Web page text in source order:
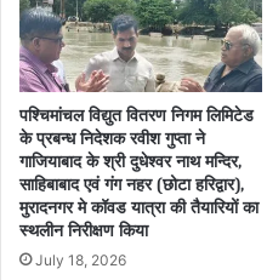
पश्चिमांचल विद्युत वितरण निगम लिमिटेड
के प्रबन्ध निदेशक रवीश गुप्ता ने
गाजियाबाद के श्री दुधेश्वर नाथ मन्दिर,
साहिबाबाद एवं गंग नहर (छोटा हरिद्वार),
मुरादनगर मे कॉवड यात्रा की तैयारियों का
स्थलीन निरीक्षण किया
July 18, 2026